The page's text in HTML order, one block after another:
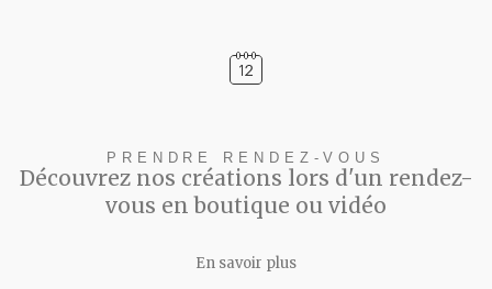
PRENDRE RENDEZ-VOUS
Découvrez nos créations lors d'un rendez-
vous en boutique ou vidéo
En savoir plus